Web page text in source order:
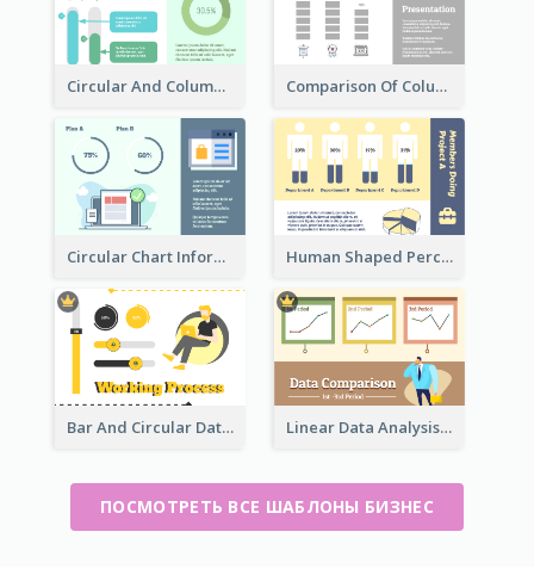
Circular And Column Information Comparison Of Column Clipart
Circular Chart Information Comparison Human Shaped Percentage
Bar And Circular Data Analysis Linear Data Analysis Comparison
ПОСМОТРЕТЬ ВСЕ ШАБЛОНЫ БИЗНЕС